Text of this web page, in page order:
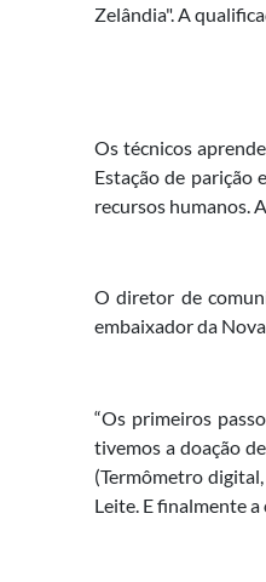
Zelândia". A
Os técnicos
Estação de parição
recursos humanos.
O diretor de
embaixador da
“Os primeiros
tivemos a doação
(Termômetro
Leite. E finalmente